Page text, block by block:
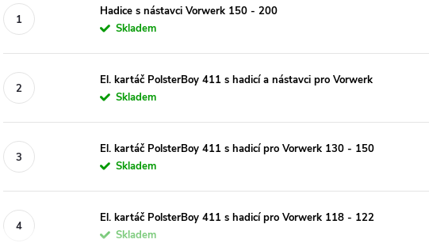
Hadice s nástavci Vorwerk 150 - 200
Skladem
El. kartáč PolsterBoy 411 s hadicí a nástavci pro Vorwerk
Skladem
El. kartáč PolsterBoy 411 s hadicí pro Vorwerk 130 - 150
Skladem
El. kartáč PolsterBoy 411 s hadicí pro Vorwerk 118 - 122
Skladem